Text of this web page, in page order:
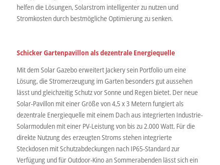
helfen die Lösungen, Solarstrom intelligenter zu nutzen und
Stromkosten durch bestmögliche Optimierung zu senken.
Schicker Gartenpavillon als dezentrale Energiequelle
Mit dem Solar Gazebo erweitert Jackery sein Portfolio um eine
Lösung, die Stromerzeugung im Garten besonders gut aussehen
lässt und gleichzeitig Schutz vor Sonne und Regen bietet. Der neue
Solar-Pavillon mit einer Größe von 4,5 x 3 Metern fungiert als
dezentrale Energiequelle mit einem Dach aus integrierten Industrie-
Solarmodulen mit einer PV-Leistung von bis zu 2.000 Watt. Für die
direkte Nutzung des erzeugten Stroms stehen integrierte
Steckdosen mit Schutzabdeckungen nach IP65-Standard zur
Verfügung und für Outdoor-Kino an Sommerabenden lässt sich ein